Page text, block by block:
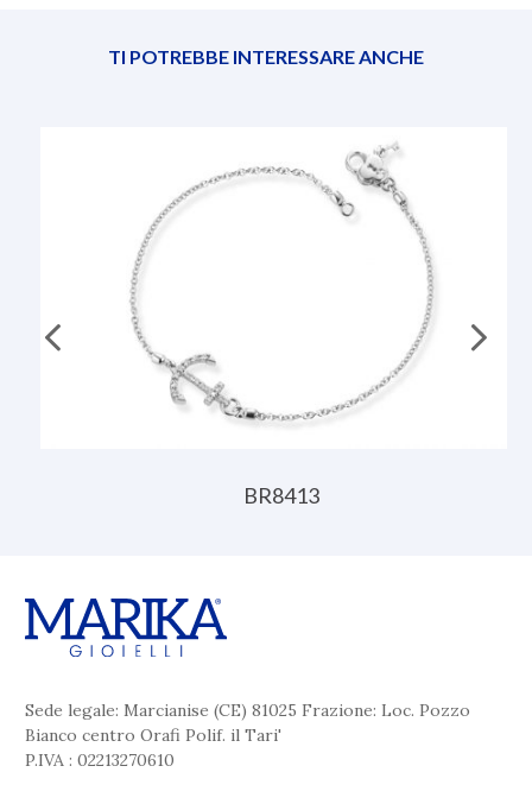
TI POTREBBE INTERESSARE ANCHE
BR8413
Sede legale: Marcianise (CE) 81025 Frazione: Loc. Pozzo
Bianco centro Orafi Polif. il Tari'
P.IVA : 02213270610